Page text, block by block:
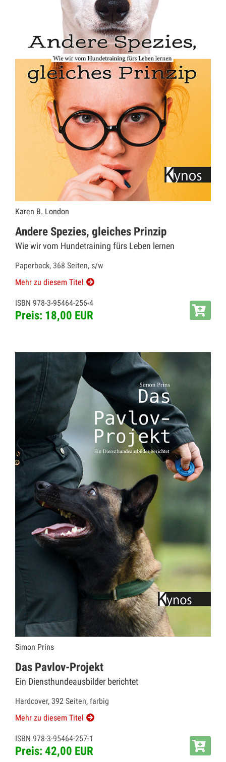
Karen B. London
Andere Spezies, gleiches Prinzip
Wie wir vom Hundetraining fürs Leben lernen
Paperback, 368 Seiten, s/w
Mehr zu diesem Titel
ISBN 978-3-95464-256-4
Preis: 18,00 EUR
Simon Prins
Das Pavlov-Projekt
Ein Diensthundeausbilder berichtet
Hardcover, 392 Seiten, farbig
Mehr zu diesem Titel
ISBN 978-3-95464-257-1
Preis: 42,00 EUR